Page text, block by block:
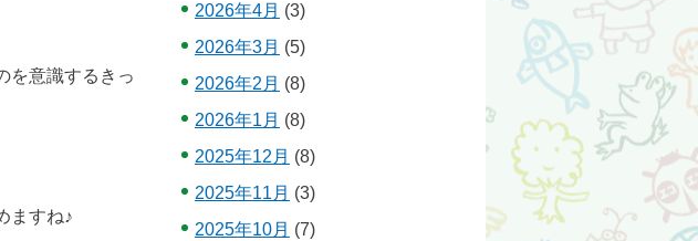
を意識するきっ
ますね♪
2026年4月 (3)
2026年3月 (5)
2026年2月 (8)
2026年1月 (8)
2025年12月 (8)
2025年11月 (3)
2025年10月 (7)